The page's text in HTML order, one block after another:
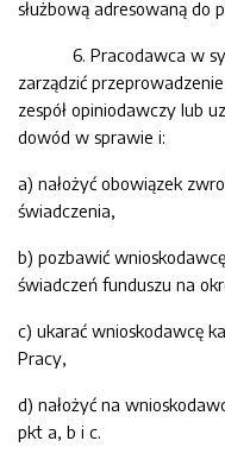
służbową adresowaną do
6.Pracodawca w
zarządzić
zespół opiniodawczy lub
dowód w sprawie i:
a) nałożyć obowiązek
świadczenia,
b) pozbawić
świadczeń funduszu na
c) ukarać wnioskodawcę
Pracy,
d) nałożyć na
pkt a, b i c.